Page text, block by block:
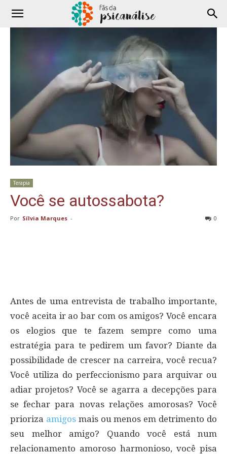
Terapia
Você se autossabota?
Por Sílvia Marques - 0
Antes de uma entrevista de trabalho importante,
você aceita ir ao bar com os amigos? Você encara
os elogios que te fazem sempre como uma
estratégia para te pedirem um favor? Diante da
possibilidade de crescer na carreira, você recua?
Você utiliza do perfeccionismo para arquivar ou
adiar projetos? Você se agarra a decepções para
se fechar para novas relações amorosas? Você
prioriza amigosmais ou menos em detrimento do
seu melhor amigo? Quando você está num
relacionamento amoroso harmonioso, você pisa